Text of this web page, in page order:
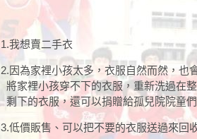
1.我想賣二手衣
2.因為家裡小孩太多，衣服自然而然，也
將家裡小孩穿不下的衣服，重新洗過在
剩下的衣服，還可以捐贈給孤兒院院童
3.低價販售、可以把不要的衣服送過來回